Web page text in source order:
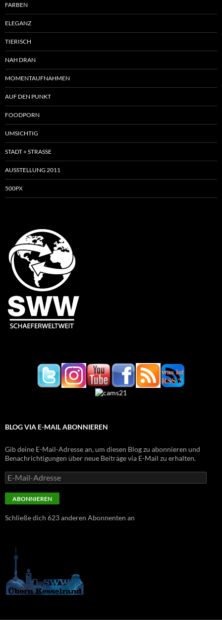
FARBEN
ELEGANZ
TIERISCH
NAH DRAN
MOMENTAUFNAHMEN
AUF DEN PUNKT
FOODPORN
UMSICHTIG
STADT + STRASSE
AUSSTELLUNG 2011
500PX
BLOG VIA E-MAIL ABONNIEREN
Gib deine E-Mail-Adresse an, um diesen Blog zu abonnieren und
Benachrichtigungen über neue Beiträge via E-Mail zu erhalten.
E-
Mail-
Adresse
ABONNIEREN
Schließe dich 623 anderen Abonnenten an